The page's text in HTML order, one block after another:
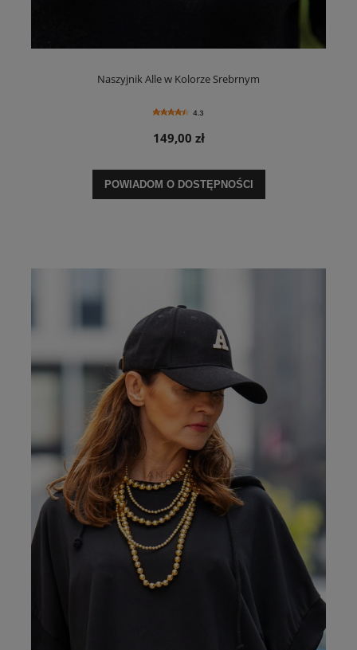
Naszyjnik Alle w Kolorze Srebrnym
4.3
149,00 zł
POWIADOM O DOSTĘPNOŚCI